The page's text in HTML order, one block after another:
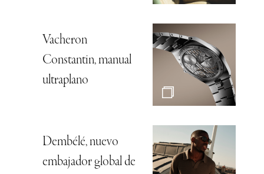
Vacheron
Constantin, manual
ultraplano
Dembélé, nuevo
embajador global de